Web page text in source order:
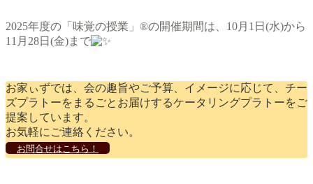
2025年度の「味覚の授業」®の開催期間は、10月1日(水)から
11月28日(金)まで
お家ぃずでは、会の趣旨やご予算、イメージに応じて、チー
ズプラトーをまるごとお届けするケータリングプラトーをご
提案しています。
お気軽にご連絡ください。
お問合せはこちら！